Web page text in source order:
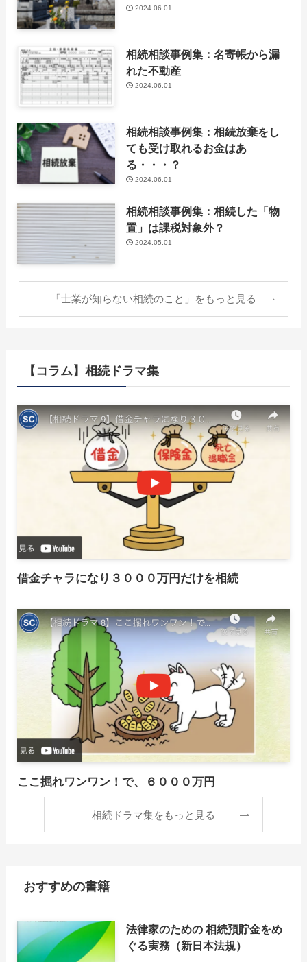
2024.06.01
相続相談事例集：名寄帳から漏
れた不動産
2024.06.01
相続相談事例集：相続放棄をし
ても受け取れるお金はあ
る・・・？
2024.06.01
相続相談事例集：相続した「物
置」は課税対象外？
2024.05.01
「士業が知らない相続のこと」をもっと見る
【コラム】相続ドラマ集
借金チャラになり３０００万円だけを相続
ここ掘れワンワン！で、６０００万円
相続ドラマ集をもっと見る
おすすめの書籍
法律家のための 相続預貯金をめ
ぐる実務（新日本法規）